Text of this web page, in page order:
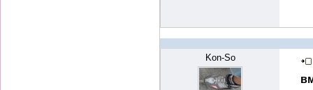
Kon-So